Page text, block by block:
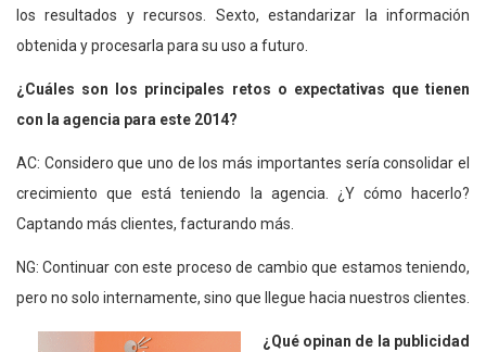
los resultados y recursos. Sexto, estandarizar la información
obtenida y procesarla para su uso a futuro.
¿Cuáles son los principales retos o expectativas que tienen
con la agencia para este 2014?
AC: Considero que uno de los más importantes sería consolidar el
crecimiento que está teniendo la agencia. ¿Y cómo hacerlo?
Captando más clientes, facturando más.
NG: Continuar con este proceso de cambio que estamos teniendo,
pero no solo internamente, sino que llegue hacia nuestros clientes.
¿Qué opinan de la publicidad